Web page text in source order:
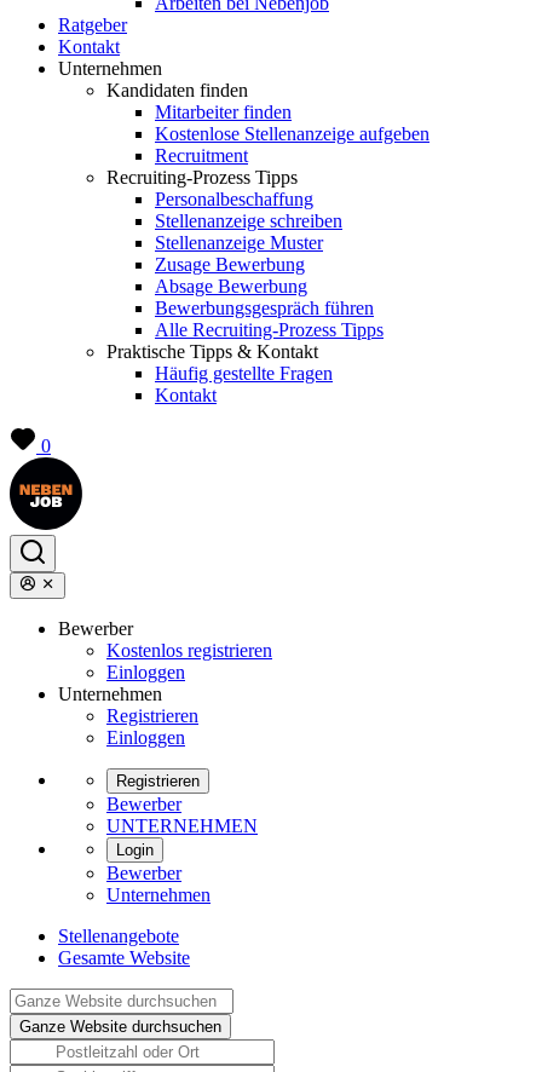
Ratgeber
Kontakt
Unternehmen
Kandidaten finden
Mitarbeiter finden
Kostenlose Stellenanzeige aufgeben
Recruitment
Recruiting-Prozess Tipps
Personalbeschaffung
Stellenanzeige schreiben
Stellenanzeige Muster
Zusage Bewerbung
Absage Bewerbung
Bewerbungsgespräch führen
Alle Recruiting-Prozess Tipps
Praktische Tipps & Kontakt
Häufig gestellte Fragen
Kontakt
0
Bewerber
Kostenlos registrieren
Einloggen
Unternehmen
Registrieren
Einloggen
Registrieren
Bewerber
UNTERNEHMEN
Login
Bewerber
Unternehmen
Stellenangebote
Gesamte Website